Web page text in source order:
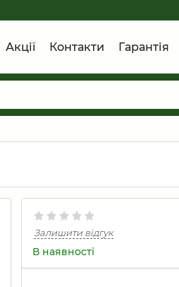
Акції Контакти Гарантія
Залишити відгук
В наявності